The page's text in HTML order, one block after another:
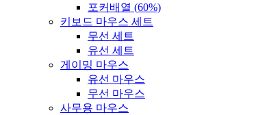
포커배열 (60%)
키보드 마우스 세트
무선 세트
유선 세트
게이밍 마우스
유선 마우스
무선 마우스
사무용 마우스